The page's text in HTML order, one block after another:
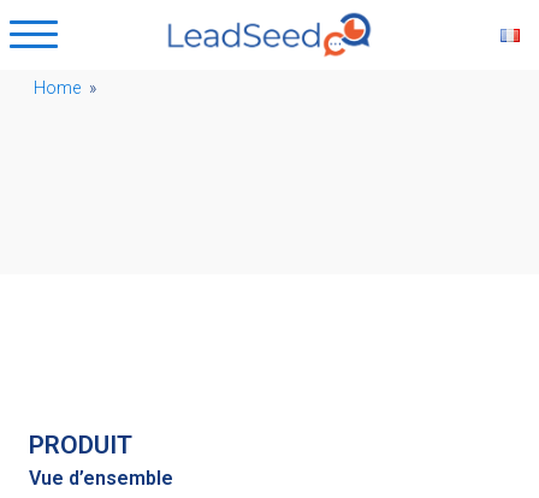
Home »
PRODUIT
Vue d’ensemble